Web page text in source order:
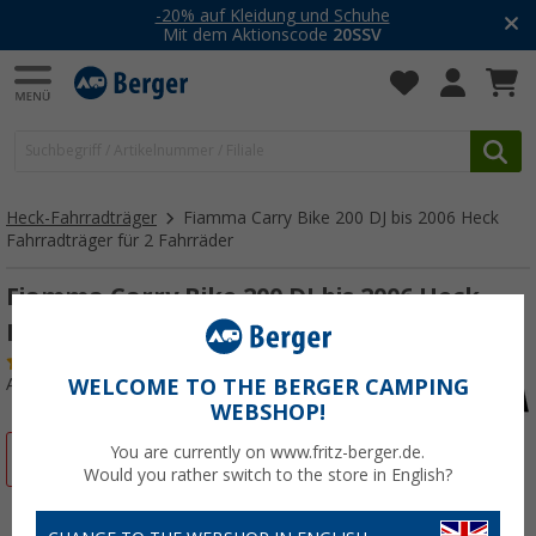
-20% auf Kleidung und Schuhe
Mit dem Aktionscode 20SSV
Heck-Fahrradträger
Fiamma Carry Bike 200 DJ bis 2006 Heck
Fahrradträger für 2 Fahrräder
Fiamma Carry Bike 200 DJ bis 2006 Heck
Fahrradträger für 2 Fahrräder
Art.-Nr.: 277890WELCOME TO THE BERGER CAMPING
WEBSHOP!
You are currently on www.fritz-berger.de.
Would you rather switch to the store in English?